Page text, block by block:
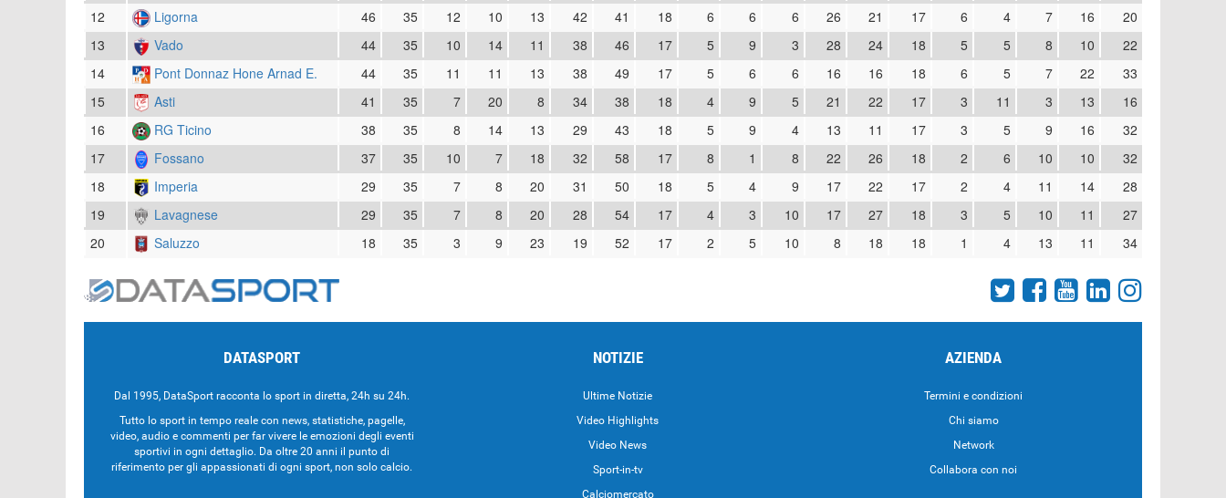
12
Ligorna 46 35 12 10 13 42 41 18 6 6 6 26 21 17 6 4 7 16
20
13
Vado 44 35 10 14 11 38 46 17 5 9 3 28 24 18 5 5 8 10
22
14
Pont Donnaz Hone Arnad E. 44 35 11 11 13 38 49 17 5 6 6 16 16 18 6 5 7 22
33
15
Asti 41 35 7 20 8 34 38 18 4 9 5 21 22 17 3 11 3 13
16
16
RG Ticino 38 35 8 14 13 29 43 18 5 9 4 13 11 17 3 5 9 16
32
17
Fossano 37 35 10 7 18 32 58 17 8 1 8 22 26 18 2 6 10 10
32
18
Imperia 29 35 7 8 20 31 50 18 5 4 9 17 22 17 2 4 11 14
28
19
Lavagnese 29 35 7 8 20 28 54 17 4 3 10 17 27 18 3 5 10 11
27
20
Saluzzo 18 35 3 9 23 19 52 17 2 5 10 8 18 18 1 4 13 11 34
DATASPORT
Dal 1995, DataSport racconta lo sport in diretta, 24h su 24h.
Tutto lo sport in tempo reale con news, statistiche, pagelle,
video, audio e commenti per far vivere le emozioni degli eventi
sportivi in ogni dettaglio. Da oltre 20 anni il punto di
riferimento per gli appassionati di ogni sport, non solo calcio.
NOTIZIE
Ultime Notizie
Video Highlights
Video News
Sport-in-tv
Calciomercato
AZIENDA
Termini e condizioni
Chi siamo
Network
Collabora con noi